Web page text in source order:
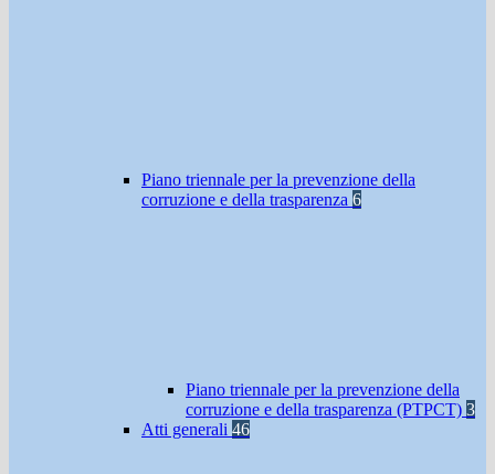
Piano triennale per la prevenzione della
corruzione e della trasparenza 6
Piano triennale per la prevenzione della
corruzione e della trasparenza (PTPCT) 3
Atti generali 46